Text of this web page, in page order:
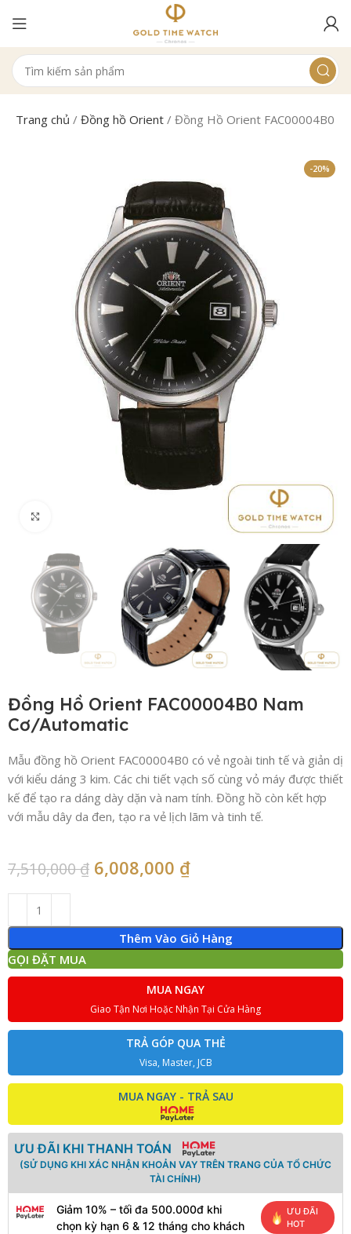
Trang chủ /Đồng hồ Orient /Đồng Hồ Orient FAC00004B0
-20%
Đồng Hồ Orient FAC00004B0 Nam
Cơ/Automatic
Mẫu đồng hồ Orient FAC00004B0 có vẻ ngoài tinh tế và giản dị
với kiểu dáng 3 kim. Các chi tiết vạch số cùng vỏ máy được thiết
kế để tạo ra dáng dày dặn và nam tính. Đồng hồ còn kết hợp
với mẫu dây da đen, tạo ra vẻ lịch lãm và tinh tế.
7,510,000₫ 6,008,000 ₫
Thêm Vào Giỏ Hàng
GỌI ĐẶT MUA
MUA NGAY
Giao Tận Nơi Hoặc Nhận Tại Cửa Hàng
TRẢ GÓP QUA THẺ
Visa, Master, JCB
MUA NGAY - TRẢ SAU
ƯU ĐÃI KHI THANH TOÁN
(SỬ DỤNG KHI XÁC NHẬN KHOẢN VAY TRÊN TRANG CỦA TỔ CHỨC
TÀI CHÍNH)
Giảm 10% – tối đa 500.000đ khi
chọn kỳ hạn 6 & 12 tháng cho khách
ƯU ĐÃI
HOT